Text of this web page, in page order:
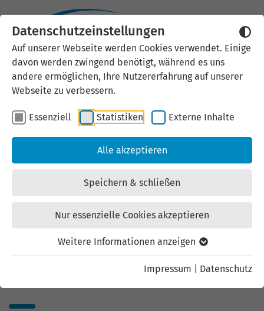
Datenschutzeinstellungen
Auf unserer Webseite werden Cookies verwendet. Einige
davon werden zwingend benötigt, während es uns
andere ermöglichen, Ihre Nutzererfahrung auf unserer
Webseite zu verbessern.
Essenziell Statistiken Externe Inhalte
Alle akzeptieren
Speichern & schließen
Nur essenzielle Cookies akzeptieren
Weitere Informationen anzeigen
Impressum Datenschutz
Externen Inhalt laden
Wir verwenden auf unserer
Website externe Inhalte, um Ihnen
zusätzliche Informationen
anzubieten. Einige externe Inhalte
(z.B. Google Maps, Youtube)
können persönliche Daten (z.B. IP-
Mit der Bestätigung erklären Sie